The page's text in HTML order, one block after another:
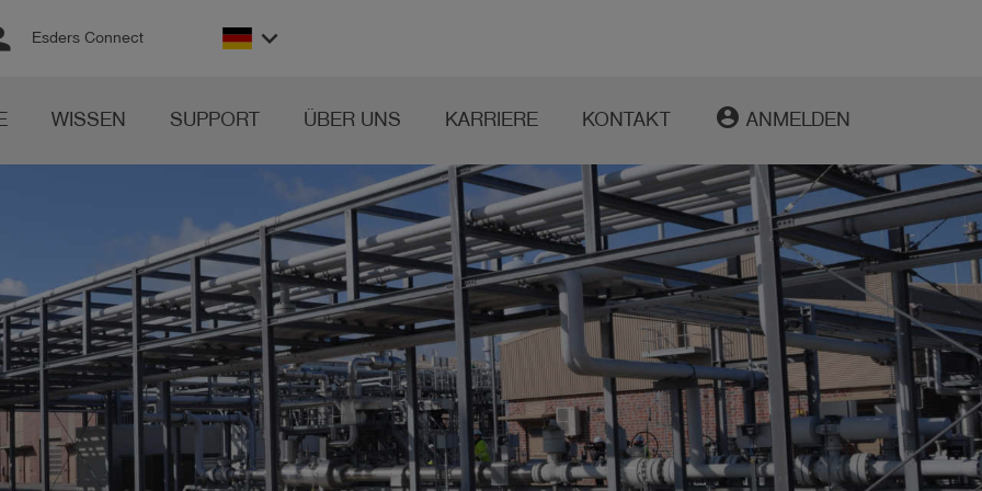
Esders Connect keyboard_arrow_down
WISSEN SUPPORT ÜBER UNS KARRIERE KONTAKT account_circle ANMELDEN